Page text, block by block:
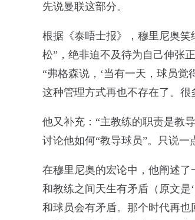
先说曼联这部分。
根据《泰晤士报》，穆里尼奥
松”，绝非迫不及待为自己伸张
“弗格森说，‘当有一天，球员觉
这种管理方式再也不存在了。
他又补充：“主教练的职责是教
讨论他如何“教导球员”。只说一
在穆里尼奥的宏论中，他阐述
和教练之间天生有矛盾（原文是
和球员会有矛盾。那个时代再